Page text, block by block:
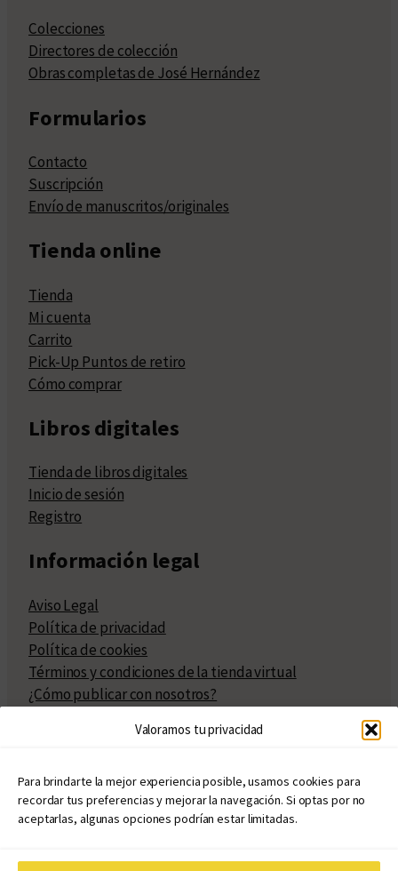
Valoramos tu privacidad
Para brindarte la mejor experiencia posible, usamos cookies para
recordar tus preferencias y mejorar la navegación. Si optas por no
aceptarlas, algunas opciones podrían estar limitadas.
Colecciones
Directores de colección
Obras completas de José Hernández
Formularios
Contacto
Suscripción
Envío de manuscritos/originales
Tienda online
Tienda
Mi cuenta
Carrito
Pick-Up Puntos de retiro
Cómo comprar
Libros digitales
Tienda de libros digitales
Inicio de sesión
Registro
Información legal
Aviso Legal
Política de privacidad
Política de cookies
Términos y condiciones de la tienda virtual
¿Cómo publicar con nosotros?
Políticas de publicación
Políticas de coedición
Atribuciones